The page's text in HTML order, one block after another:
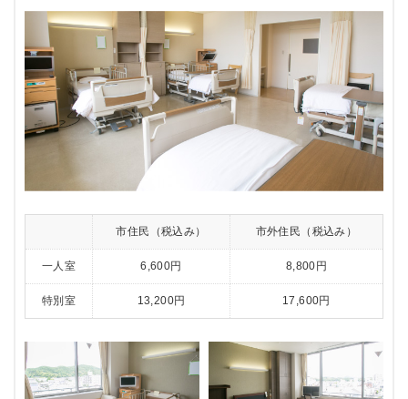
市住民（税込み） 市外住民（税込み）
一人室 6,600円 8,800円
特別室 13,200円 17,600円